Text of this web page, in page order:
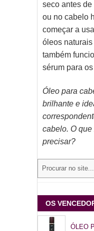
seco antes de
ou no cabelo
começar a
óleos
também
sérum para
Óleo para
brilhante e
cabelo. O
precisar?
OS
ÓLEO